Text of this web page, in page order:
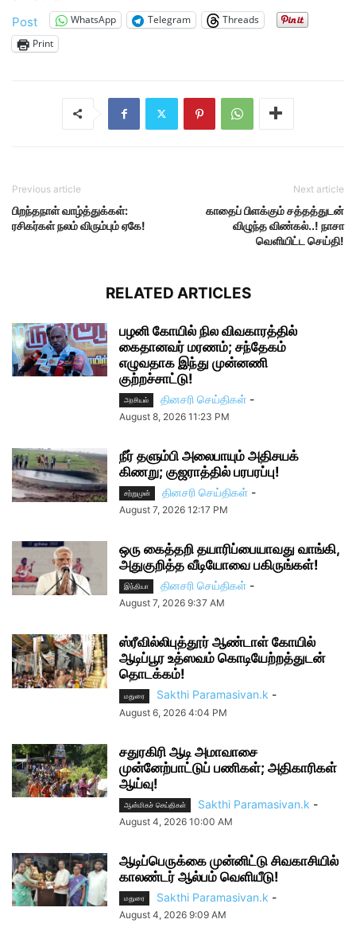
Post WhatsApp Telegram
Threads
Print
Previous article
பிறந்தநாள் வாழ்த்துக்கள்:
ரசிகர்கள் நலம் விரும்பும் ஏகே!
Next article
காதைப் பிளக்கும் சத்தத்துடன்
விழுந்த விண்கல்..! நாசா
வெளியிட்ட செய்தி!
RELATED ARTICLES
பழனி கோயில் நில விவகாரத்தில்
கைதானவர் மரணம்; சந்தேகம்
எழுவதாக இந்து முன்னணி
குற்றச்சாட்டு!
அரசியல் தினசரி செய்திகள் -
August 8, 2026 11:23 PM
நீர் தளும்பி அலைபாயும் அதிசயக்
கிணறு; குஜராத்தில் பரபரப்பு!
சற்றுமுன் தினசரி செய்திகள் -
August 7, 2026 12:17 PM
ஒரு கைத்தறி தயாரிப்பையாவது வாங்கி,
அதுகுறித்த வீடியோவை பகிருங்கள்!
இந்தியா தினசரி செய்திகள் -
August 7, 2026 9:37 AM
ஸ்ரீவில்லிபுத்தூர் ஆண்டாள் கோயில்
ஆடிப்பூர உத்ஸவம் கொடியேற்றத்துடன்
தொடக்கம்!
மதுரை Sakthi Paramasivan.k -
August 6, 2026 4:04 PM
சதுரகிரி ஆடி அமாவாசை
முன்னேற்பாட்டுப் பணிகள்; அதிகாரிகள்
ஆய்வு!
ஆன்மிகச் செய்திகள் Sakthi Paramasivan.k -
August 4, 2026 10:00 AM
ஆடிப்பெருக்கை முன்னிட்டு சிவகாசியில்
காலண்டர் ஆல்பம் வெளியீடு!
மதுரை Sakthi Paramasivan.k -
August 4, 2026 9:09 AM